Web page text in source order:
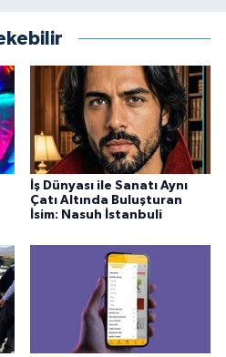
İş Dünyası ile Sanatı Aynı
Çatı Altında Buluşturan
İsim: Nasuh İstanbuli